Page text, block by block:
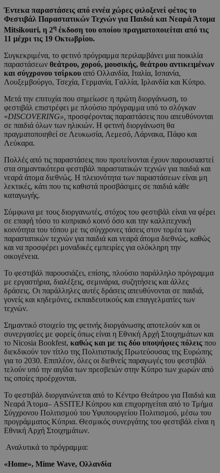
Έντεκα παραστάσεις από εννέα χώρες φιλοξενεί φέτος το
Φεστιβάλ Παραστατικών Τεχνών για Παιδιά και Νεαρά Άτομα
Mitsikouri, η 2η έκδοση του οποίου πραγματοποιείται από τις
11 μέχρι τις 19 Οκτωβρίου.
Συγκεκριμένα, το φετινό πρόγραμμα περιλαμβάνει μια ποικιλία
παραστάσεων θεάτρου, χορού, μουσικής, θεάτρου αντικειμένων
και σύγχρονου τσίρκου από Ολλανδία, Ιταλία, Ισπανία,
Λουξεμβούργο, Τσεχία, Γερμανία, Γαλλία, Ιρλανδία και Κύπρο.
Μετά την επιτυχία που σημείωσε η πρώτη διοργάνωση, το
φεστιβάλ επιστρέφει με πλούσιο πρόγραμμα υπό το σλόγκαν
«DISCOVERING», προσφέροντας παραστάσεις που απευθύνονται
σε παιδιά όλων των ηλικιών. Η φετινή διοργάνωση θα
πραγματοποιηθεί σε Λευκωσία, Λεμεσό, Λάρνακα, Πάφο και
Λεύκαρα.
Πολλές από τις παραστάσεις που προτείνονται έχουν παρουσιαστεί
στα σημαντικότερα φεστιβάλ παραστατικών τεχνών για παιδιά και
νεαρά άτομα διεθνώς. Η πλειονότητα των παραστάσεων είναι μη
λεκτικές, κάτι που τις καθιστά προσβάσιμες σε παιδιά κάθε
καταγωγής.
Σύμφωνα με τους διοργανωτές, στόχος του φεστιβάλ είναι να φέρει
σε επαφή τόσο το κυπριακό κοινό όσο και την καλλιτεχνική
κοινότητα του τόπου με τις σύγχρονες τάσεις στον τομέα των
παραστατικών τεχνών για παιδιά και νεαρά άτομα διεθνώς, καθώς
και να προσφέρει μοναδικές εμπειρίες για ολόκληρη την
οικογένεια.
Το φεστιβάλ παρουσιάζει, επίσης, πλούσιο παράλληλο πρόγραμμα
με εργαστήρια, διαλέξεις, σεμινάρια, συζητήσεις και άλλες
δράσεις. Οι παράλληλες αυτές δράσεις απευθύνονται σε παιδιά,
γονείς και κηδεμόνες, εκπαιδευτικούς και επαγγελματίες των
τεχνών.
Σημαντικό στοιχείο της φετινής διοργάνωσης αποτελούν και οι
συνεργασίες με φορείς όπως είναι η Εθνική Αρχή Στοιχημάτων και
το Nicosia Bookfest, καθώς και με τις δύο υποψήφιες πόλεις που
διεκδικούν τον τίτλο της Πολιτιστικής Πρωτεύουσας της Ευρώπης
για το 2030. Επιπλέον, όλες οι διεθνείς παραγωγές του φεστιβάλ
τελούν υπό την αιγίδα των πρεσβειών στην Κύπρο των χωρών από
τις οποίες προέρχονται.
Το φεστιβάλ διοργανώνεται από το Κέντρο Θεάτρου για Παιδιά και
Νεαρά Άτομα– ASSITEJ Κύπρου και επιχορηγείται από το Τμήμα
Σύγχρονου Πολιτισμού του Υφυπουργείου Πολιτισμού, μέσω του
προγράμματος Κύπρια. Θεσμικός συνεργάτης του φεστιβάλ είναι η
Εθνική Αρχή Στοιχημάτων.
Αναλυτικά το πρόγραμμα:
«Home», Mime Wave, Ολλανδία